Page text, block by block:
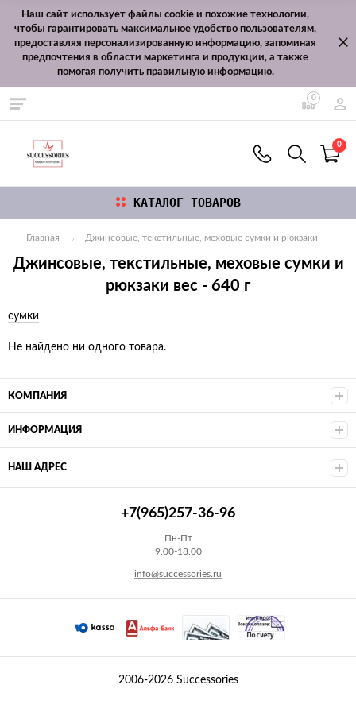
Наш сайт использует файлы cookie и похожие технологии,
чтобы гарантировать максимальное удобство пользователям,
предоставляя персонализированную информацию, запоминая
предпочтения в области маркетинга и продукции, а также
помогая получить правильную информацию.
0
0
КАТАЛОГ ТОВАРОВ
Главная Джинсовые, текстильные, меховые сумки и рюкзаки
Джинсовые, текстильные, меховые сумки и
рюкзаки вес - 640 г
сумки
Не найдено ни одного товара.
КОМПАНИЯ
ИНФОРМАЦИЯ
НАШ АДРЕС
+7(965)257-36-96
Пн-Пт
9.00-18.00
info@successories.ru
2006-2026 Successories